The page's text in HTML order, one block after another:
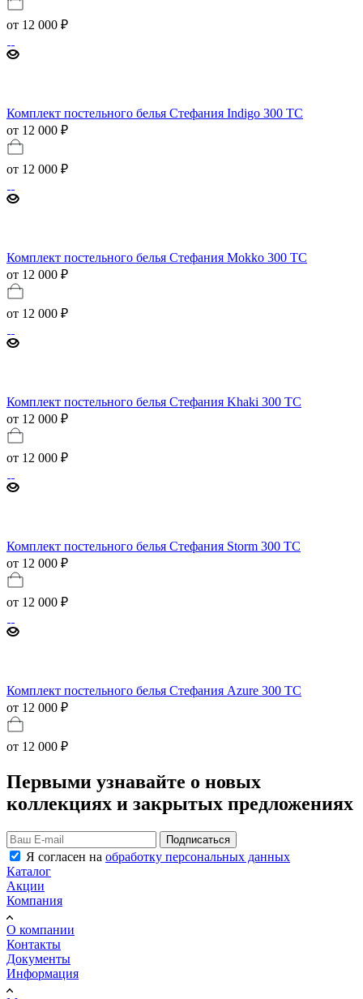
от 12 000 ₽
Комплект постельного белья Стефания Indigo 300 ТС
от 12 000 ₽
от 12 000 ₽
Комплект постельного белья Стефания Mokko 300 ТС
от 12 000 ₽
от 12 000 ₽
Комплект постельного белья Стефания Khaki 300 ТС
от 12 000 ₽
от 12 000 ₽
Комплект постельного белья Стефания Storm 300 ТС
от 12 000 ₽
от 12 000 ₽
Комплект постельного белья Стефания Azure 300 ТС
от 12 000 ₽
от 12 000 ₽
Первыми узнавайте о новых
коллекциях и закрытых предложениях
Подписаться
Я согласен на обработку персональных данных
Каталог
Акции
Компания
О компании
Контакты
Документы
Информация